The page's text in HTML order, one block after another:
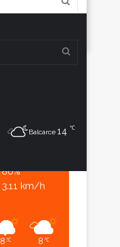
Balcarce 14 ℃
10
80%
3.11 km/h
8 ℃ 8 ℃